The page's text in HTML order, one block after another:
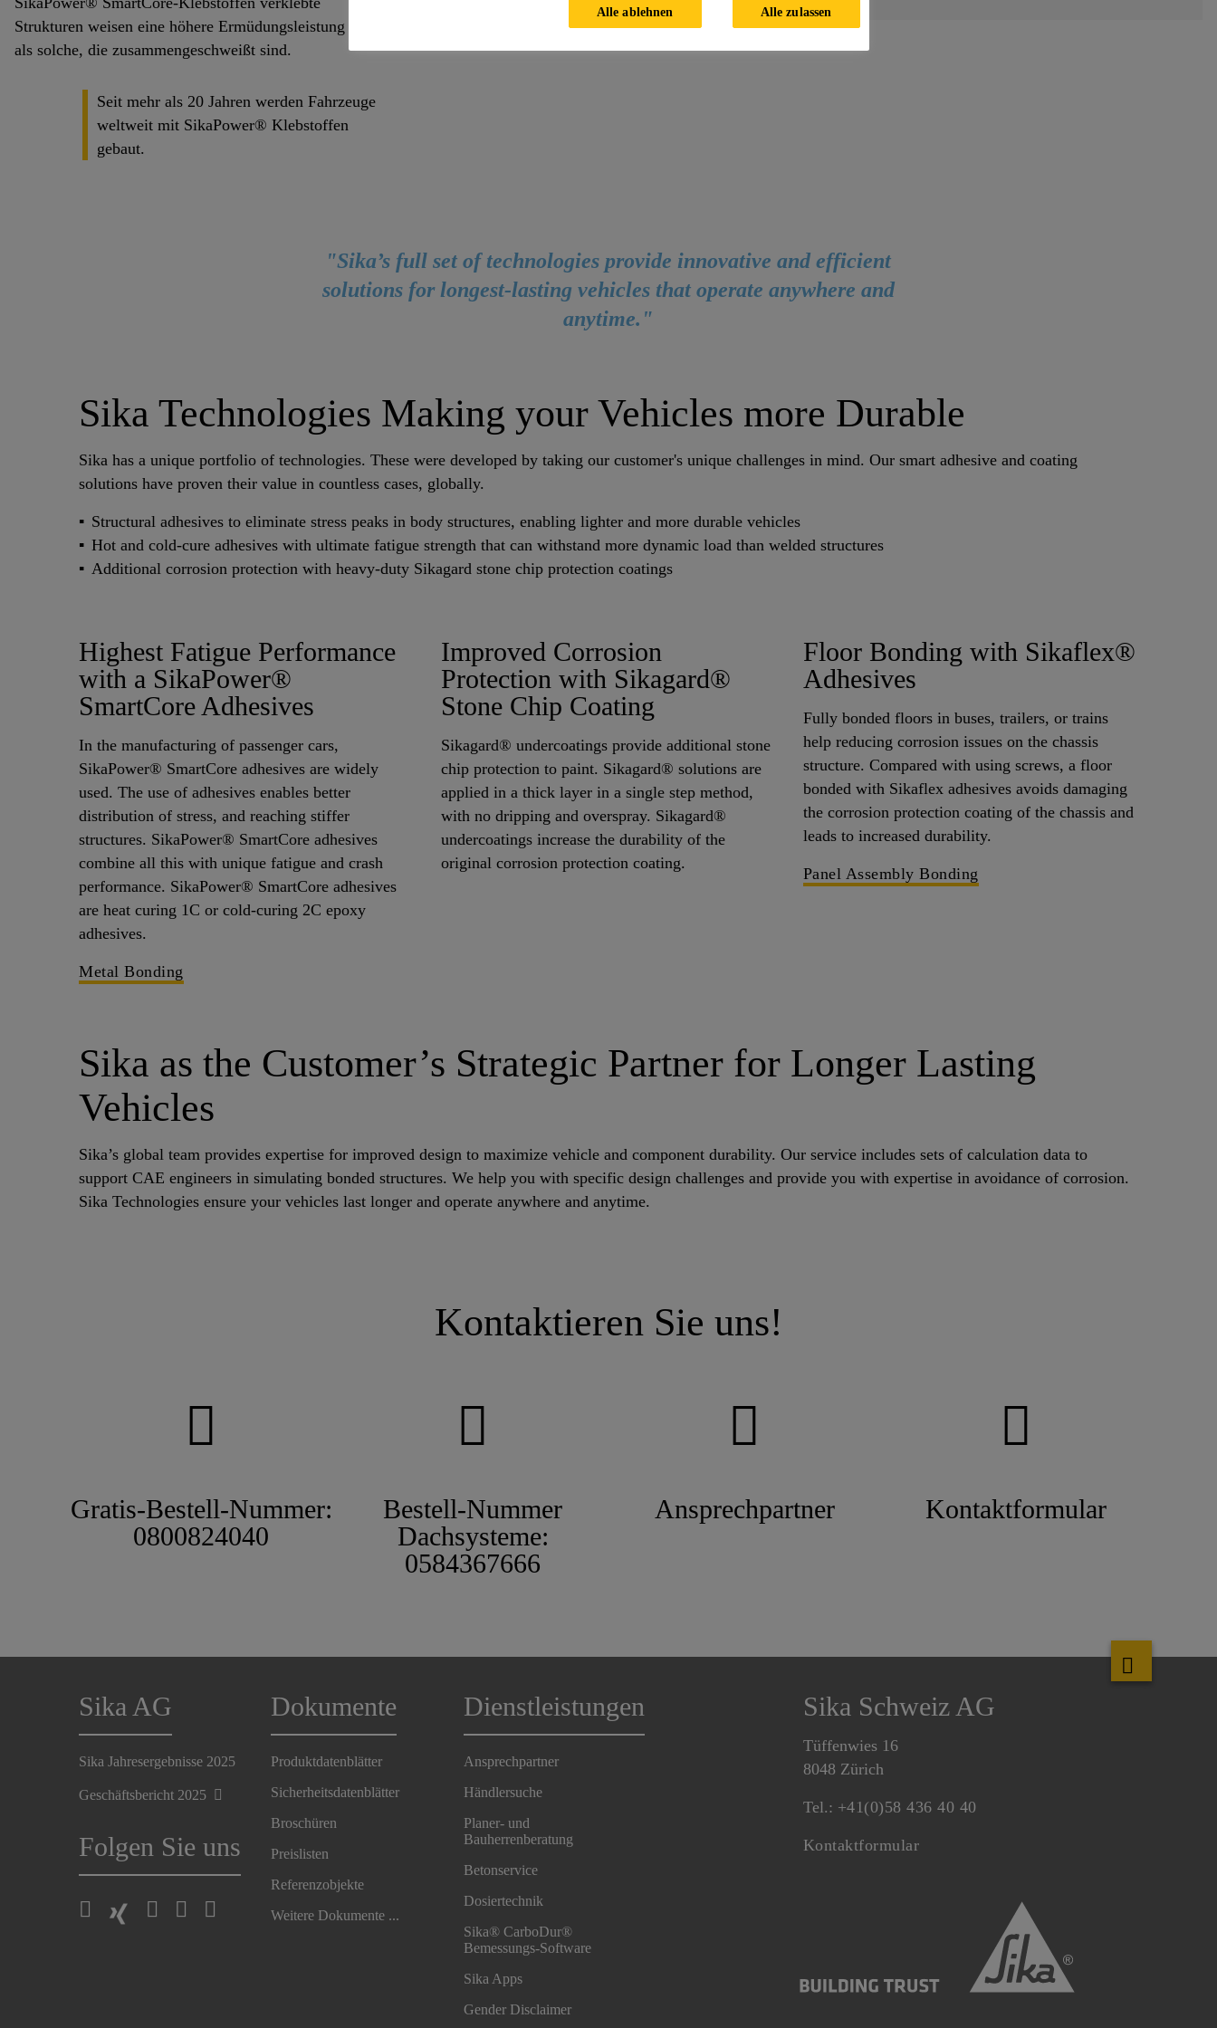
Strukturen weisen eine höhere Ermüdungsleistung auf
als solche, die zusammengeschweißt sind.
Seit mehr als 20 Jahren werden Fahrzeuge
weltweit mit SikaPower® Klebstoffen
gebaut.
"Sika’s full set of technologies provide innovative and efficient
solutions for longest-lasting vehicles that operate anywhere and
anytime."
Sika Technologies Making your Vehicles more Durable
Sika has a unique portfolio of technologies. These were developed by taking our customer's unique challenges in mind. Our smart adhesive and coating
solutions have proven their value in countless cases, globally.
Structural adhesives to eliminate stress peaks in body structures, enabling lighter and more durable vehicles
Hot and cold-cure adhesives with ultimate fatigue strength that can withstand more dynamic load than welded structures
Additional corrosion protection with heavy-duty Sikagard stone chip protection coatings
Highest Fatigue Performance
with a SikaPower®
SmartCore Adhesives
In the manufacturing of passenger cars,
SikaPower® SmartCore adhesives are widely
used. The use of adhesives enables better
distribution of stress, and reaching stiffer
structures. SikaPower® SmartCore adhesives
combine all this with unique fatigue and crash
performance. SikaPower® SmartCore adhesives
are heat curing 1C or cold-curing 2C epoxy
adhesives.
Metal Bonding
Improved Corrosion
Protection with Sikagard®
Stone Chip Coating
Sikagard® undercoatings provide additional stone
chip protection to paint. Sikagard® solutions are
applied in a thick layer in a single step method,
with no dripping and overspray. Sikagard®
undercoatings increase the durability of the
original corrosion protection coating.
Floor Bonding with Sikaflex®
Adhesives
Fully bonded floors in buses, trailers, or trains
help reducing corrosion issues on the chassis
structure. Compared with using screws, a floor
bonded with Sikaflex adhesives avoids damaging
the corrosion protection coating of the chassis and
leads to increased durability.
Panel Assembly Bonding
Sika as the Customer’s Strategic Partner for Longer Lasting
Vehicles
Sika’s global team provides expertise for improved design to maximize vehicle and component durability. Our service includes sets of calculation data to
support CAE engineers in simulating bonded structures. We help you with specific design challenges and provide you with expertise in avoidance of corrosion.
Sika Technologies ensure your vehicles last longer and operate anywhere and anytime.
Kontaktieren Sie uns!
Gratis-Bestell-Nummer:
0800824040
Bestell-Nummer
Dachsysteme:
0584367666
Ansprechpartner Kontaktformular
Sika AG
Sika Jahresergebnisse 2025
Geschäftsbericht 2025
Folgen Sie uns
Dokumente
Produktdatenblätter
Sicherheitsdatenblätter
Broschüren
Preislisten
Referenzobjekte
Weitere Dokumente ...
Dienstleistungen
Ansprechpartner
Händlersuche
Planer- und
Bauherrenberatung
Betonservice
Dosiertechnik
Sika® CarboDur®
Bemessungs-Software
Sika Apps
Gender Disclaimer
Sika Schweiz AG
Tüffenwies 16
8048 Zürich
Tel.: +41(0)58 436 40 40
Kontaktformular
Alle ablehnen Alle zulassen